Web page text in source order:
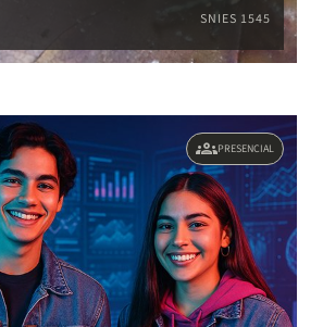
SNIES 1545
groupsPRESENCIAL